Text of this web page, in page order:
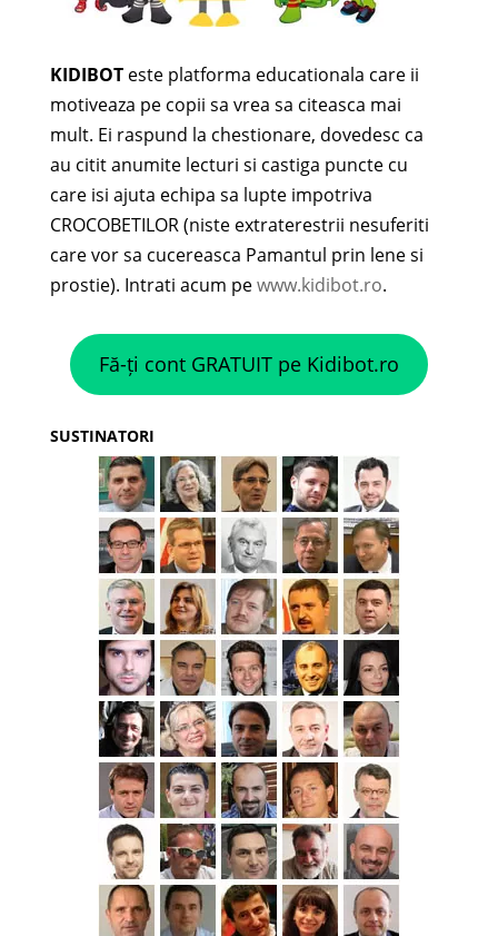
KIDIBOTeste platforma educationala care ii
motiveaza pe copii sa vrea sa citeasca mai
mult. Ei raspund la chestionare, dovedesc ca
au citit anumite lecturi si castiga puncte cu
care isi ajuta echipa sa lupte impotriva
CROCOBETILOR (niste extraterestrii nesuferiti
care vor sa cucereasca Pamantul prin lene si
prostie). Intrati acum pewww.kidibot.ro.
Fă-ți cont GRATUIT pe Kidibot.ro
SUSTINATORI